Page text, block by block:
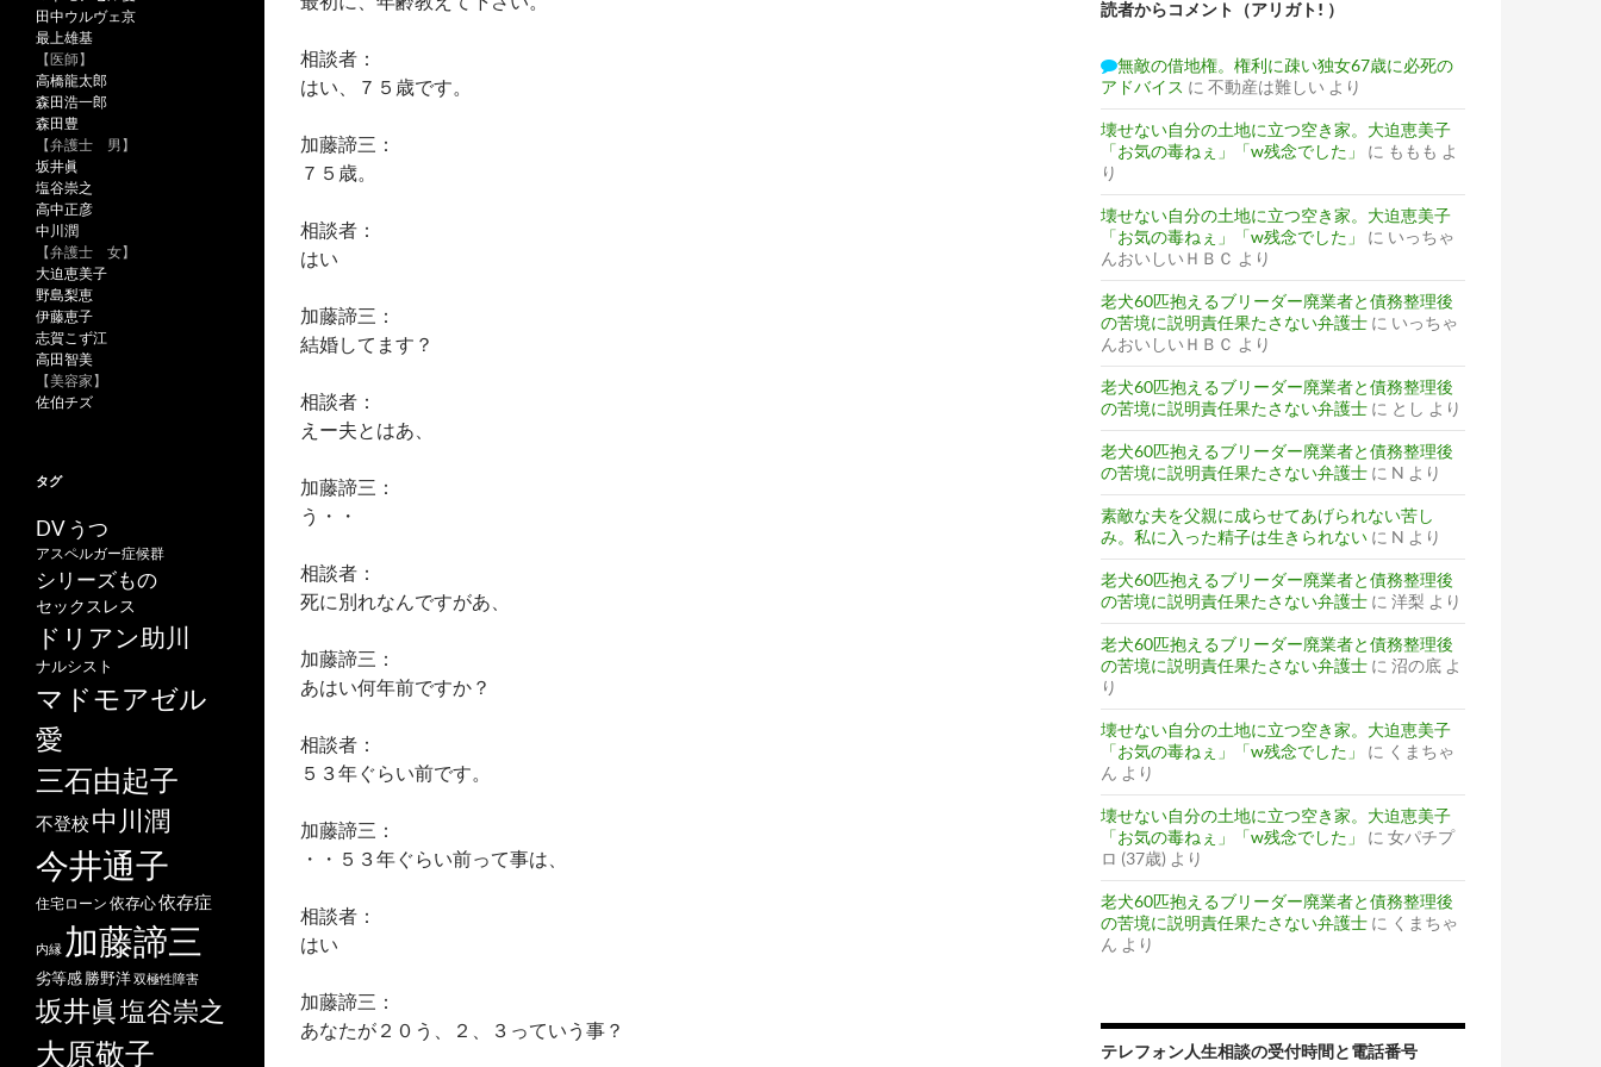
相談者：
はい、７５歳です。
加藤諦三：
７５歳。
相談者：
はい
加藤諦三：
結婚してます？
相談者：
えー夫とはあ、
加藤諦三：
う・・
相談者：
死に別れなんですがあ、
加藤諦三：
あはい何年前ですか？
相談者：
５３年ぐらい前です。
加藤諦三：
・・５３年ぐらい前って事は、
相談者：
はい
加藤諦三：
あなたが２０う、２、３っていう事？
読者からコメント（アリガト! ）
無敵の借地権。権利に疎い独女67歳に必死の
アドバイス に 不動産は難しい より
壊せない自分の土地に立つ空き家。大迫恵美子
「お気の毒ねぇ」「w残念でした」
に ももも よ
り
壊せない自分の土地に立つ空き家。大迫恵美子
「お気の毒ねぇ」「w残念でした」
に いっちゃ
んおいしいＨＢＣ より
老犬60匹抱えるブリーダー廃業者と債務整理後
の苦境に説明責任果たさない弁護士 に いっちゃ
んおいしいＨＢＣ より
老犬60匹抱えるブリーダー廃業者と債務整理後
の苦境に説明責任果たさない弁護士 に とし より
老犬60匹抱えるブリーダー廃業者と債務整理後
の苦境に説明責任果たさない弁護士 に N より
素敵な夫を父親に成らせてあげられない苦し
み。私に入った精子は生きられない に N より
老犬60匹抱えるブリーダー廃業者と債務整理後
の苦境に説明責任果たさない弁護士 に 洋梨 より
老犬60匹抱えるブリーダー廃業者と債務整理後
の苦境に説明責任果たさない弁護士 に 沼の底 よ
り
壊せない自分の土地に立つ空き家。大迫恵美子
「お気の毒ねぇ」「w残念でした」
に くまちゃ
ん より
壊せない自分の土地に立つ空き家。大迫恵美子
「お気の毒ねぇ」「w残念でした」
に 女パチプ
ロ (37歳) より
老犬60匹抱えるブリーダー廃業者と債務整理後
の苦境に説明責任果たさない弁護士 に くまちゃ
ん より
テレフォン人生相談の受付時間と電話番号
田中ウルヴェ京
最上雄基
【医師】
高橋龍太郎
森田浩一郎
森田豊
【弁護士 男】
坂井眞
塩谷崇之
高中正彦
中川潤
【弁護士 女】
大迫恵美子
野島梨恵
伊藤恵子
志賀こず江
高田智美
【美容家】
佐伯チズ
タグ
DV うつ
アスペルガー症候群
シリーズもの
セックスレス
ドリアン助川
ナルシスト
マドモアゼル
愛
三石由起子
不登校 中川潤
今井通子
住宅ローン 依存心依存症
内縁 加藤諦三
劣等感勝野洋双極性障害
坂井眞塩谷崇之
大原敬子